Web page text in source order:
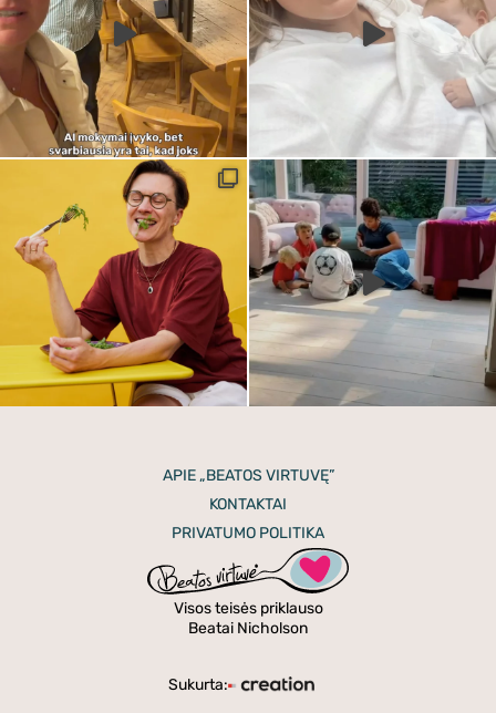
APIE „BEATOS VIRTUVĘ”
KONTAKTAI
PRIVATUMO POLITIKA
Visos teisės priklauso
Beatai Nicholson
Sukurta: